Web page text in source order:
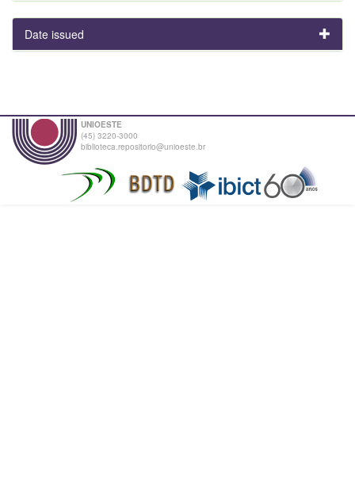
Date issued
UNIOESTE
(45) 3220-3000
biblioteca.repositorio@unioeste.br